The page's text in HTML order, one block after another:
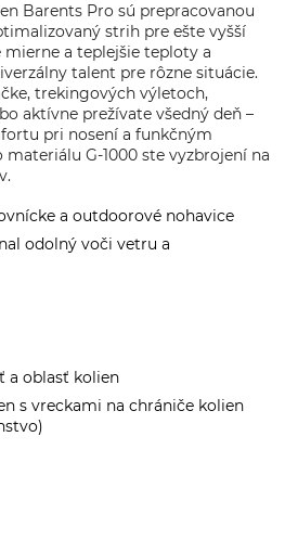
Barents Pro sú prepracovanou
strih pre ešte vyšší
a teplejšie teploty a
talent pre rôzne situácie.
trekingových výletoch,
aktívne prežívate všedný deň –
pri nosení a funkčným
G-1000 ste vyzbrojení na
a outdoorové nohavice
odolný voči vetru a
a oblasť kolien
s vreckami na chrániče kolien